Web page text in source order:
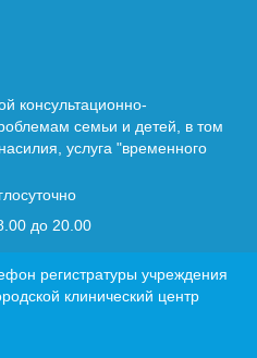
консультационно-
семьи и детей, в том
услуга "временного
до 20.00
регистратуры учреждения
клинический центр